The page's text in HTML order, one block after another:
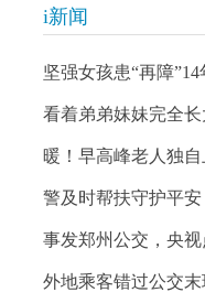
i新闻
坚强女孩患“再障
看着弟弟妹妹完全长
暖！早高峰老人独
警及时帮扶守护平安
事发郑州公交，央视
外地乘客错过公交